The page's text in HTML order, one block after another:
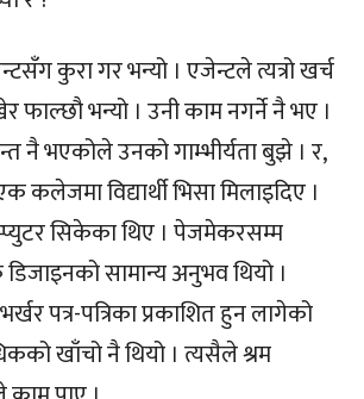
कुरा गर भन्यो । एजेन्टले त्यत्रो खर्च
भन्यो । उनी काम नगर्ने नै भए ।
नै भएकोले उनको गाम्भीर्यता बुझे । र,
विद्यार्थी भिसा मिलाइदिए ।
सिकेका थिए । पेजमेकरसम्म
सामान्य अनुभव थियो ।
पत्र-पत्रिका प्रकाशित हुन लागेको
खाँचो नै थियो । त्यसैले श्रम